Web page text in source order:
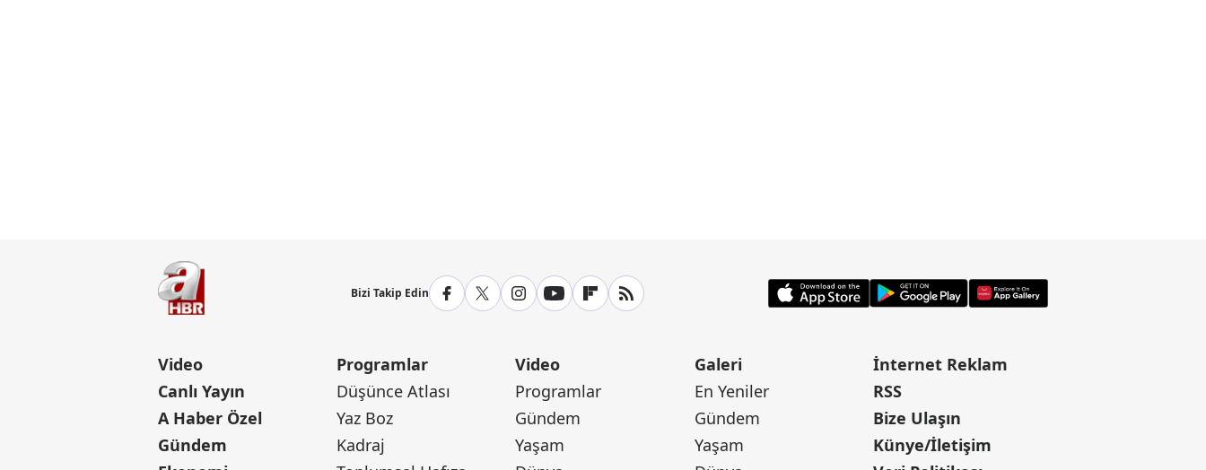
Bizi Takip Edin
Video
Canlı Yayın
A Haber Özel
Gündem
Programlar
Düşünce Atlası
Yaz Boz
Kadraj
Video
Programlar
Gündem
Yaşam
Galeri
En Yeniler
Gündem
Yaşam
İnternet Reklam
RSS
Bize Ulaşın
Künye/İletişim